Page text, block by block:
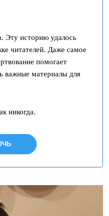
Эту историю удалось
читателей. Даже самое
помогает
важные материалы для
никогда.